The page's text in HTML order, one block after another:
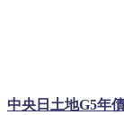
中央日土地G5年